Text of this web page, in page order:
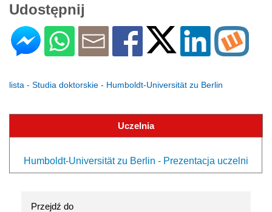
Udostępnij
lista - Studia doktorskie - Humboldt-Universität zu Berlin
Uczelnia
Humboldt-Universität zu Berlin - Prezentacja uczelni
Przejdź do